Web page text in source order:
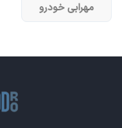
مهرابی خودرو